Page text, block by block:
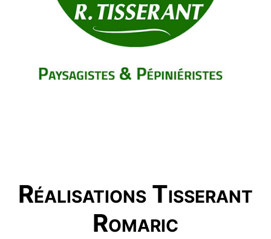
Réalisations Tisserant
Romaric